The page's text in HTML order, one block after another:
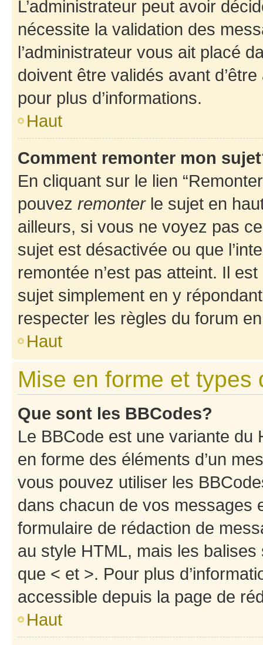
L’administrateur peut avoir
nécessite la validation des
l’administrateur vous ait placé
doivent être validés avant
pour plus d’informations.
Haut
Comment remonter mon
En cliquant sur le lien
pouvez remonterle sujet en
ailleurs, si vous ne voyez pas
sujet est désactivée ou que
remontée n’est pas atteint. Il
sujet simplement en y
respecter les règles du forum
Haut
Mise en forme et types
Que sont les BBCodes?
Le BBCode est une variante du
en forme des éléments d’un
vous pouvez utiliser les
dans chacun de vos messages
formulaire de rédaction de
au style HTML, mais les
que < et >. Pour plus
accessible depuis la page de
Haut